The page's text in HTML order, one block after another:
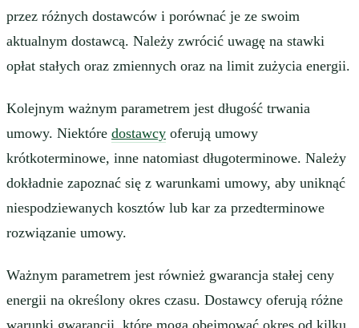
przez różnych dostawców i porównać je ze swoim
aktualnym dostawcą. Należy zwrócić uwagę na stawki
opłat stałych oraz zmiennych oraz na limit zużycia energii.
Kolejnym ważnym parametrem jest długość trwania
umowy. Niektóre dostawcy oferują umowy
krótkoterminowe, inne natomiast długoterminowe. Należy
dokładnie zapoznać się z warunkami umowy, aby uniknąć
niespodziewanych kosztów lub kar za przedterminowe
rozwiązanie umowy.
Ważnym parametrem jest również gwarancja stałej ceny
energii na określony okres czasu. Dostawcy oferują różne
warunki gwarancji, które mogą obejmować okres od kilku